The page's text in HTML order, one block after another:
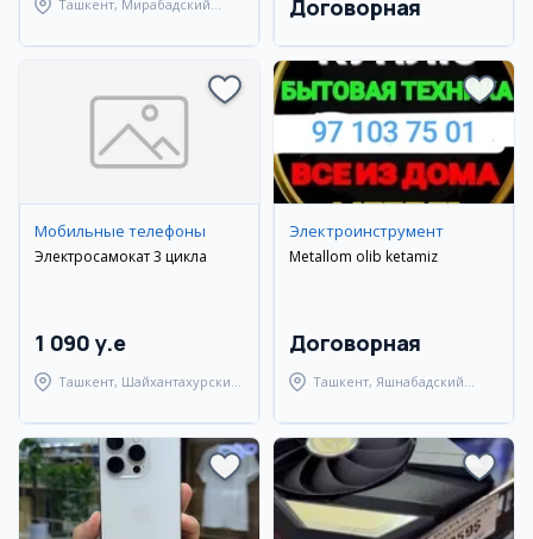
Ташкент, Мирабадский
Договорная
Мобильные телефоны
Электросамокат 3 цикла
1 090 y.e
Ташкент, Шайхантахурский
Электроинструмент
Metallom olib ketamiz
Договорная
Ташкент, Яшнабадский